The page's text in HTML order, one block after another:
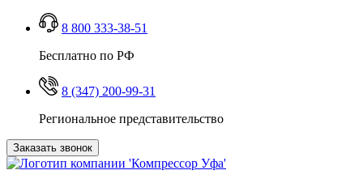
8 800 333-38-51
Бесплатно по РФ
8 (347) 200-99-31
Региональное представительство
Заказать звонок